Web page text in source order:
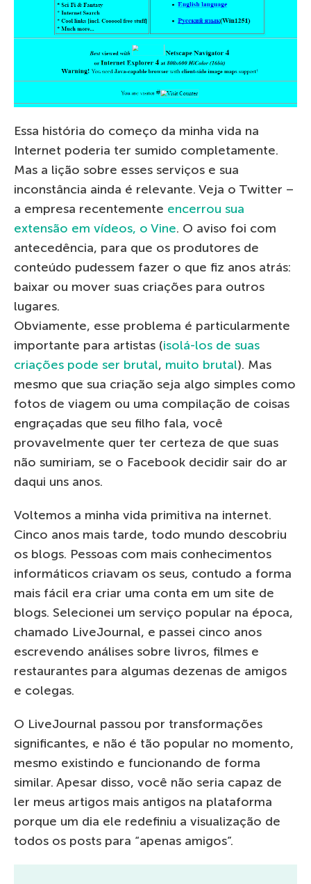
Essa história do começo da minha vida na
Internet poderia ter sumido completamente.
Mas a lição sobre esses serviços e sua
inconstância ainda é relevante. Veja o Twitter –
a empresa recentemente encerrou sua
extensão em vídeos, o Vine. O aviso foi com
antecedência, para que os produtores de
conteúdo pudessem fazer o que fiz anos atrás:
baixar ou mover suas criações para outros
lugares.
Obviamente, esse problema é particularmente
importante para artistas (isolá-los de suas
criações pode ser brutal, muito brutal). Mas
mesmo que sua criação seja algo simples como
fotos de viagem ou uma compilação de coisas
engraçadas que seu filho fala, você
provavelmente quer ter certeza de que suas
não sumiriam, se o Facebook decidir sair do ar
daqui uns anos.
Voltemos a minha vida primitiva na internet.
Cinco anos mais tarde, todo mundo descobriu
os blogs. Pessoas com mais conhecimentos
informáticos criavam os seus, contudo a forma
mais fácil era criar uma conta em um site de
blogs. Selecionei um serviço popular na época,
chamado LiveJournal, e passei cinco anos
escrevendo análises sobre livros, filmes e
restaurantes para algumas dezenas de amigos
e colegas.
O LiveJournal passou por transformações
significantes, e não é tão popular no momento,
mesmo existindo e funcionando de forma
similar. Apesar disso, você não seria capaz de
ler meus artigos mais antigos na plataforma
porque um dia ele redefiniu a visualização de
todos os posts para “apenas amigos”.